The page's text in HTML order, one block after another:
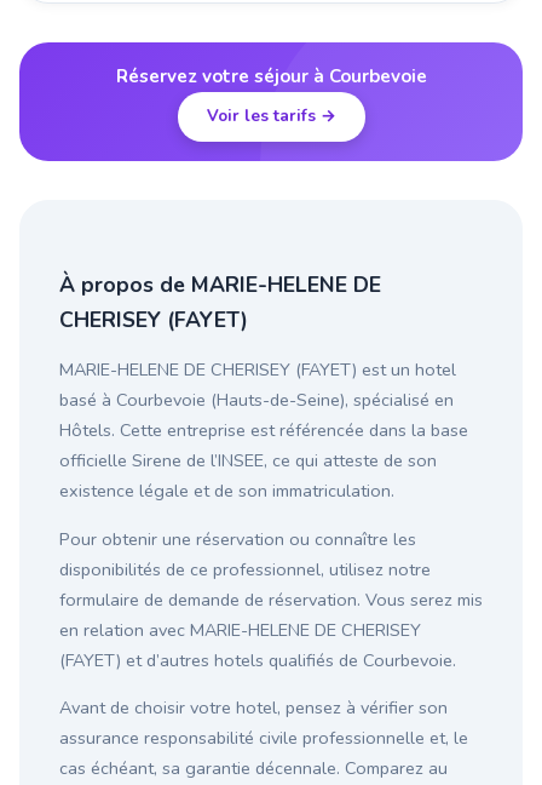
Réservez votre séjour à Courbevoie
Voir les tarifs →
À propos de MARIE-HELENE DE
CHERISEY (FAYET)
MARIE-HELENE DE CHERISEY (FAYET) est un hotel
basé à Courbevoie (Hauts-de-Seine), spécialisé en
Hôtels. Cette entreprise est référencée dans la base
officielle Sirene de l’INSEE, ce qui atteste de son
existence légale et de son immatriculation.
Pour obtenir une réservation ou connaître les
disponibilités de ce professionnel, utilisez notre
formulaire de demande de réservation. Vous serez mis
en relation avec MARIE-HELENE DE CHERISEY
(FAYET) et d’autres hotels qualifiés de Courbevoie.
Avant de choisir votre hotel, pensez à vérifier son
assurance responsabilité civile professionnelle et, le
cas échéant, sa garantie décennale. Comparez au